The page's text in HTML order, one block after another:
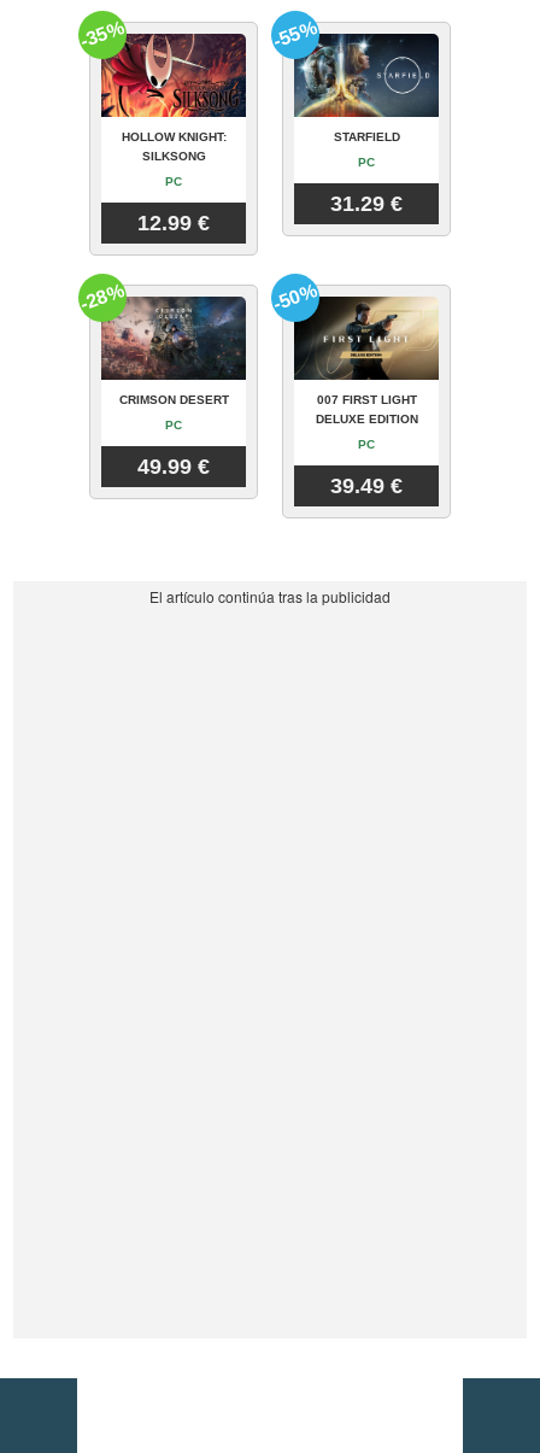
HOLLOW KNIGHT:
SILKSONG
PC
12.99 €
-35%
STARFIELD
PC
31.29 €
-55%
CRIMSON DESERT
PC
49.99 €
-28%
007 FIRST LIGHT
DELUXE EDITION
PC
39.49 €
-50%